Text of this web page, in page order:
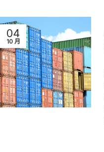
04
10 月